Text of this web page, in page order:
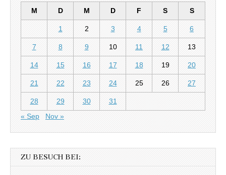
M
D M D F S S
1 2 3 4 5 6
7 8 9 10 11 12 13
14 15 16 17 18 19 20
21 22 23 24 25 26 27
28 29 30
31
« Sep
Nov »
ZU BESUCH BEI: